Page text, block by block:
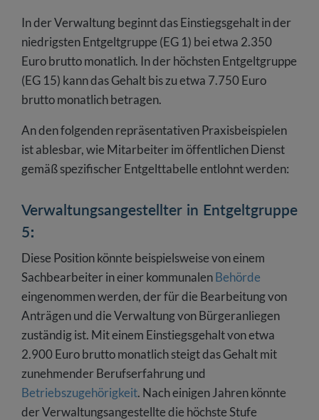
In der Verwaltung beginnt das Einstiegsgehalt in der
niedrigsten Entgeltgruppe (EG 1) bei etwa 2.350
Euro brutto monatlich. In der höchsten Entgeltgruppe
(EG 15) kann das Gehalt bis zu etwa 7.750 Euro
brutto monatlich betragen.
An den folgenden repräsentativen Praxisbeispielen
ist ablesbar, wie Mitarbeiter im öffentlichen Dienst
gemäß spezifischer Entgelttabelle entlohnt werden:
Verwaltungsangestellter in Entgeltgruppe
5:
Diese Position könnte beispielsweise von einem
Sachbearbeiter in einer kommunalenBehörde
eingenommen werden, der für die Bearbeitung von
Anträgen und die Verwaltung von Bürgeranliegen
zuständig ist. Mit einem Einstiegsgehalt von etwa
2.900 Euro brutto monatlich steigt das Gehalt mit
zunehmender Berufserfahrung und
Betriebszugehörigkeit. Nach einigen Jahren könnte
der Verwaltungsangestellte die höchste Stufe